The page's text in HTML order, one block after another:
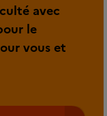
avec
le
vous et